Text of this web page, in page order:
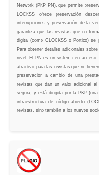
Network (PKP PN), que permite
LOCKSS ofrece preservación
interrupciones y preservación de la
garantiza que las revistas que no
digital (como CLOCKSS o Portico) se
Para obtener detalles adicionales
nivel. El PN es un sistema en acceso
atractivo para las revistas que no
preservación a cambio de una
revistas que dan un valor adicional al
segura, y está dirigida por la PKP
infraestructura de código abierto
revistas, sino también a los nuevos